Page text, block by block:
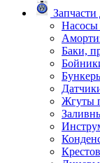
Насосы
Баки,
Жгуты